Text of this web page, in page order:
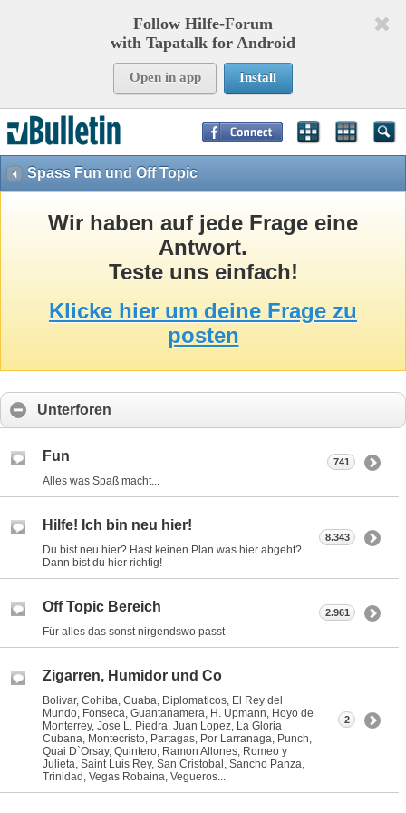
Follow Hilfe-Forum
with Tapatalk for Android
Open in app Install
Spass Fun und Off Topic
Wir haben auf jede Frage eine
Antwort.
Teste uns einfach!
Klicke hier um deine Frage zu
posten
Unterforen
Fun
Alles was Spaß macht...
741
Hilfe! Ich bin neu hier!
Du bist neu hier? Hast keinen Plan was hier abgeht?
Dann bist du hier richtig!
8.343
Off Topic Bereich
Für alles das sonst nirgendswo passt
2.961
Zigarren, Humidor und Co
Bolivar, Cohiba, Cuaba, Diplomaticos, El Rey del
Mundo, Fonseca, Guantanamera, H. Upmann, Hoyo de
Monterrey, Jose L. Piedra, Juan Lopez, La Gloria
Cubana, Montecristo, Partagas, Por Larranaga, Punch,
Quai D`Orsay, Quintero, Ramon Allones, Romeo y
Julieta, Saint Luis Rey, San Cristobal, Sancho Panza,
Trinidad, Vegas Robaina, Vegueros...
2
Page Time:0,09063
Templates:27